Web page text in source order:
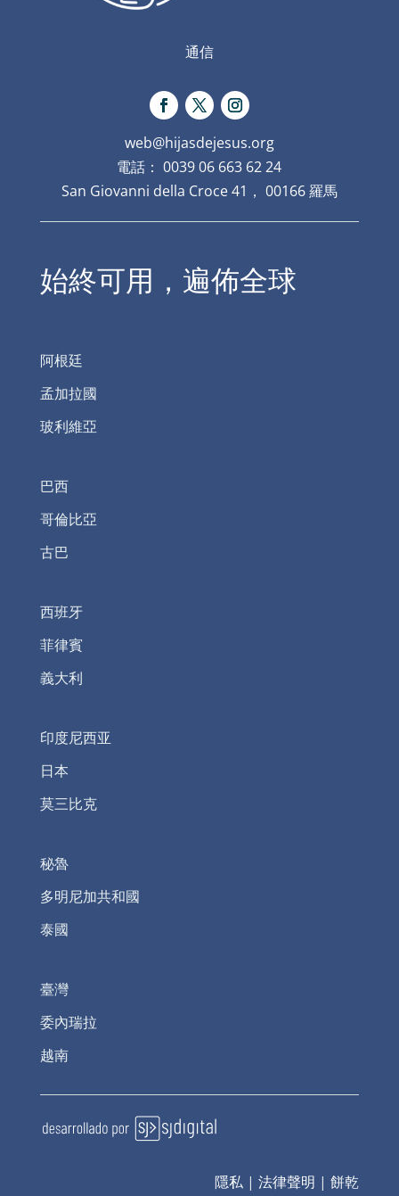
通信
web@hijasdejesus.org
電話： 0039 06 663 62 24
San Giovanni della Croce 41， 00166 羅馬
始終可用，遍佈全球
阿根廷
孟加拉國
玻利維亞
巴西
哥倫比亞
古巴
西班牙
菲律賓
義大利
印度尼西亚
日本
莫三比克
秘魯
多明尼加共和國
泰國
臺灣
委內瑞拉
越南
隱私 |法律聲明 |餅乾